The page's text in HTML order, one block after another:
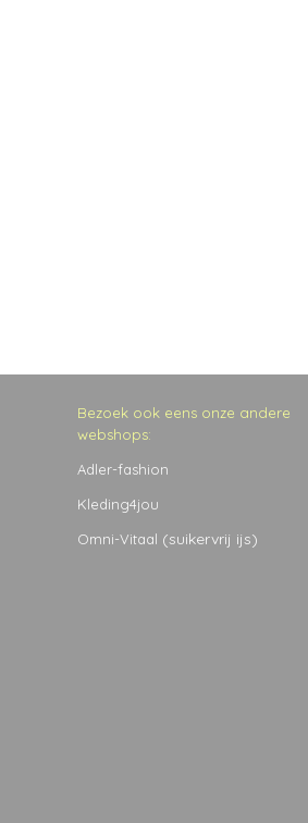
Bezoek ook eens onze andere
webshops:
Adler-fashion
Kleding4jou
Omni-Vitaal (suikervrij ijs)